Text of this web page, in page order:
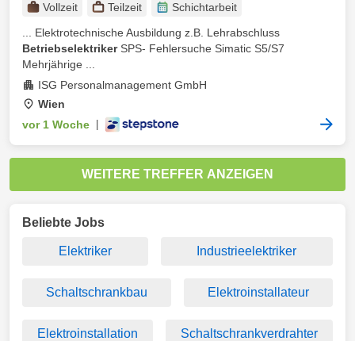
Vollzeit Teilzeit
Schichtarbeit
... Elektrotechnische Ausbildung z.B. Lehrabschluss
BetriebselektrikerSPS- Fehlersuche Simatic S5/S7
Mehrjährige ...
ISG Personalmanagement GmbH
Wien
vor 1 Woche
WEITERE TREFFER ANZEIGEN
Beliebte Jobs
Elektriker Industrieelektriker
Schaltschrankbau Elektroinstallateur
Elektroinstallation Schaltschrankverdrahter